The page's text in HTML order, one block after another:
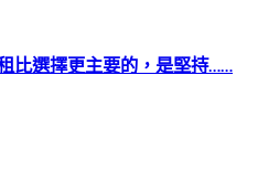
比選擇更主要的，是堅持……